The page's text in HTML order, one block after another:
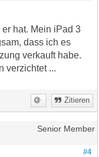
hat. Mein iPad 3
dass ich es
verkauft habe.
verzichtet ...
Zitieren
Senior Member
#4